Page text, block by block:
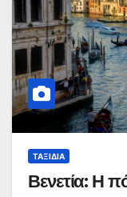
ΤΑΞΊΔΙΑ
Βενετία: Η